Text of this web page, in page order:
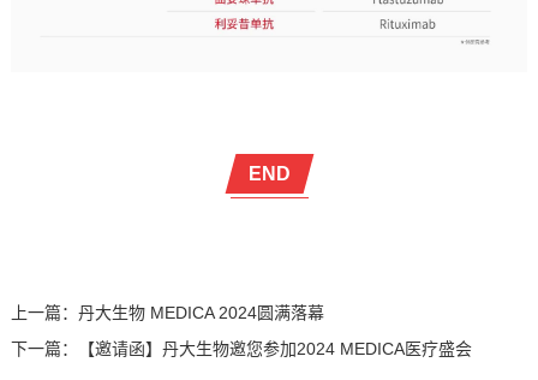
END
上一篇： 丹大生物 MEDICA 2024圆满落幕
下一篇：
【邀请函】丹大生物邀您参加2024 MEDICA医疗盛会